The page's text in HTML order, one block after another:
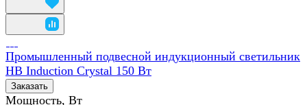
Промышленный подвесной индукционный светильник
HB Induction Crystal 150 Вт
Заказать
Мощность, Вт